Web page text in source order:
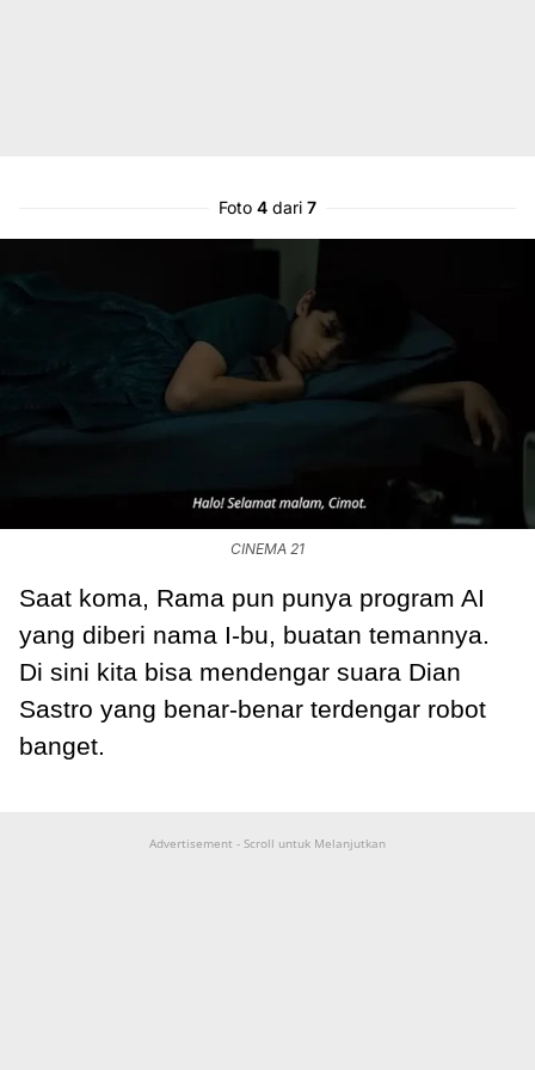
Foto 4 dari 7
CINEMA 21
Saat koma, Rama pun punya program AI
yang diberi nama I-bu, buatan temannya.
Di sini kita bisa mendengar suara Dian
Sastro yang benar-benar terdengar robot
banget.
Advertisement - Scroll untuk Melanjutkan